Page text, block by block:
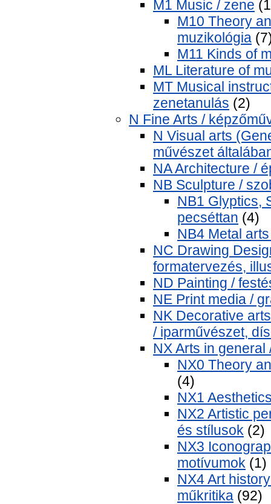
M1 Music / zene
M10 Theory
muzikológia
M11 Kinds of
ML Literature of
MT Musical
zenetanulás (2)
N Fine Arts /
N Visual arts
művészet
NA Architecture /
NB Sculpture /
NB1 Glyptics,
pecséttan (4)
NB4 Metal
NC Drawing
formatervezés,
ND Painting /
NE Print media /
NK Decorative
/ iparművészet,
NX Arts in
NX0 Theory
(4)
NX1
NX2 Artistic
és stílusok (2)
NX3
motívumok (1)
NX4 Art
műkritika (92)